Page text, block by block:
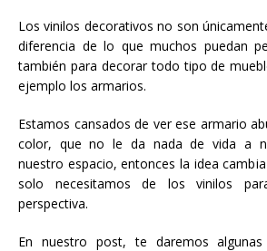
Los vinilos decorativos no son
diferencia de lo que muchos puedan
también para decorar todo tipo de
ejemplo los armarios.
Estamos cansados de ver ese armario
color, que no le da nada de vida a
nuestro espacio, entonces la idea
solo necesitamos de los vinilos
perspectiva.
En nuestro post, te daremos